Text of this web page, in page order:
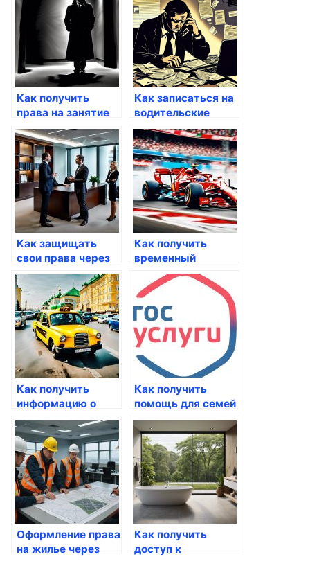
Как получить
права на занятие
предпринимательской
деятельностью
Как записаться на
водительские
курсы через
Госуслуги
Как защищать
свои права через
Госуслуги
Как получить
временный
пропуск через
Госуслуги
Как получить
информацию о
секретных данных
через госуслуги
Как получить
помощь для семей
с детьми через
Госуслуги
Оформление права
на жилье через
Как получить
доступ к